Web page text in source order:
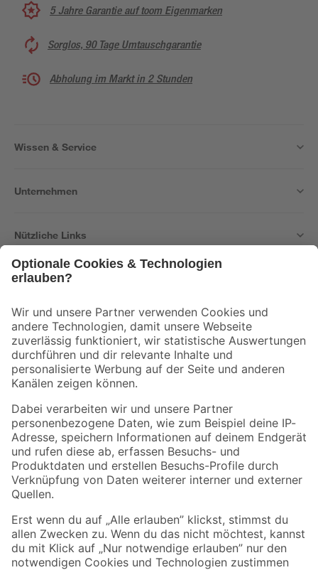
5 Jahre Garantie auf toom Eigenmarken
Sorglos, 90 Tage Umtauschgarantie
Abholung im Markt in 2 Stunden
Wissen & Service
Unternehmen
Nützliche Links
Der toom Newsletter: Keine Angebote und Aktionen mehr verpassen!
Zur Newsletter Anmeldung
Folge uns
Zahlungsarten Versandarten
Sicher einkaufen
Jetzt die toom-App herunterladen